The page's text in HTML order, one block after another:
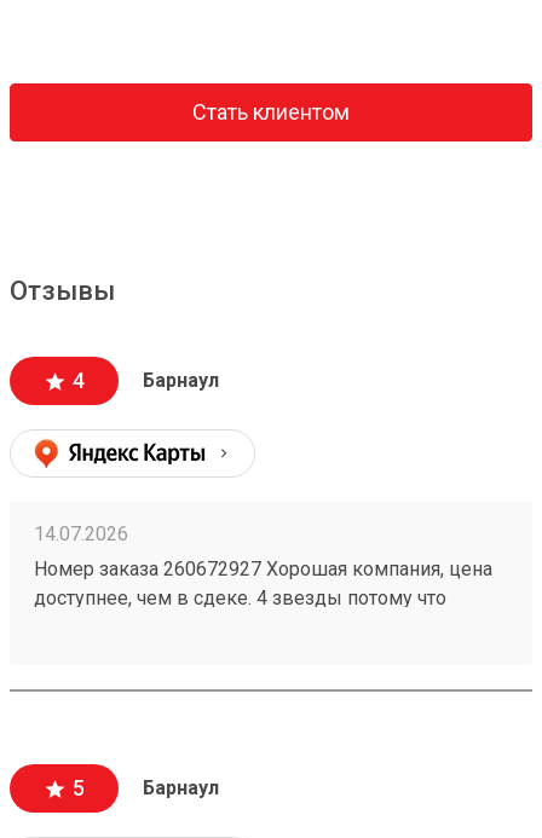
Стать клиентом
Отзывы
4 Барнаул
14.07.2026
Номер заказа 260672927 Хорошая компания, цена
доступнее, чем в сдеке. 4 звезды потому что
5 Барнаул